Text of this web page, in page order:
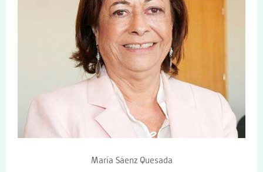
María Sáenz Quesada